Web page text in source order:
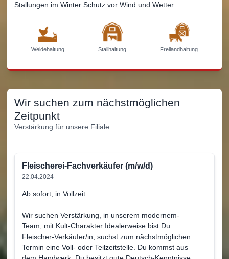
Stallungen im Winter Schutz vor Wind und Wetter.
Weidehaltung Stallhaltung Freilandhaltung
Wir suchen zum nächstmöglichen
Zeitpunkt
Verstärkung für unsere Filiale
Fleischerei-Fachverkäufer (m/w/d)
22.04.2024
Ab sofort, in Vollzeit.
Wir suchen Verstärkung, in unserem modernem-
Team, mit Kult-Charakter Idealerweise bist Du
Fleischer-Verkäufer/in, suchst zum nächstmöglichen
Termin eine Voll- oder Teilzeitstelle. Du kommst aus